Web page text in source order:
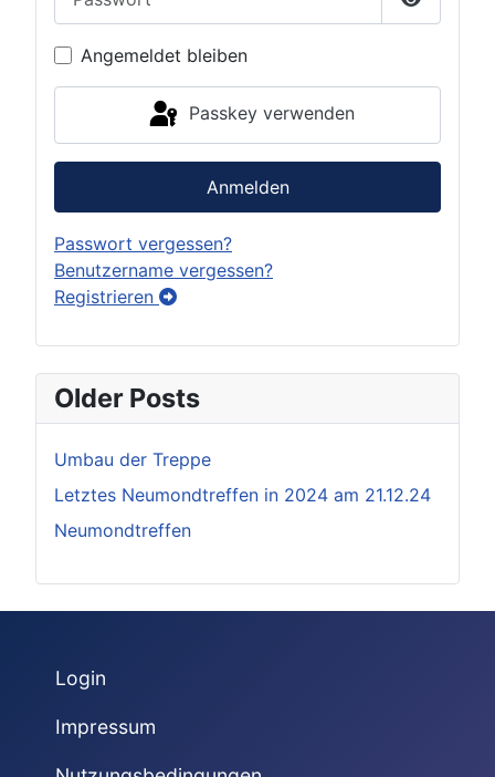
Passwort
Angemeldet bleiben
Passkey verwenden
Anmelden
Passwort vergessen?
Benutzername vergessen?
Registrieren
Older Posts
Umbau der Treppe
Letztes Neumondtreffen in 2024 am 21.12.24
Neumondtreffen
Login
Impressum